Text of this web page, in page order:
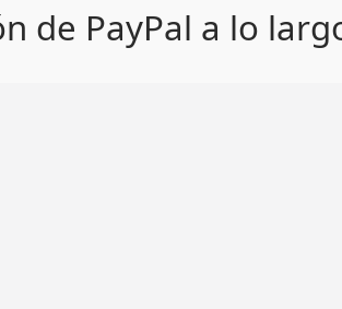
de PayPal a lo